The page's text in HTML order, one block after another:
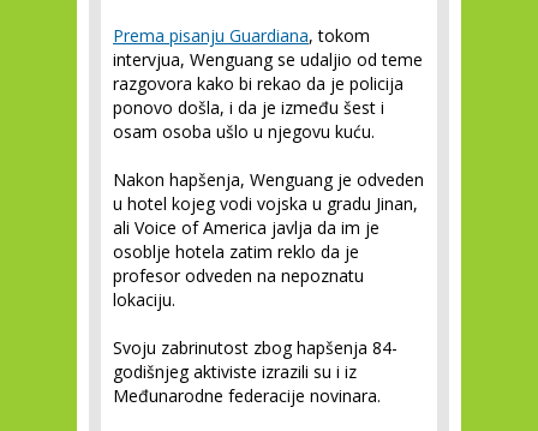
Prema pisanju Guardiana, tokom
intervjua, Wenguang se udaljio od teme
razgovora kako bi rekao da je policija
ponovo došla, i da je između šest i
osam osoba ušlo u njegovu kuću.
Nakon hapšenja, Wenguang je odveden
u hotel kojeg vodi vojska u gradu Jinan,
ali Voice of America javlja da im je
osoblje hotela zatim reklo da je
profesor odveden na nepoznatu
lokaciju.
Svoju zabrinutost zbog hapšenja 84-
godišnjeg aktiviste izrazili su i iz
Međunarodne federacije novinara.